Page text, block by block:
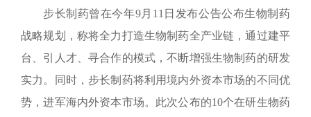
步长制药曾在今年9月 11 日发布公告公布生物制药
战略规划，称将全力打造生物制药全产业链，通过建平
台、引人才、寻合作的模式，不断增强生物制药的研发
实力。同时，步长制药将利用境内外资本市场的不同优
势，进军海内外资本市场。此次公布的10个在研生物药